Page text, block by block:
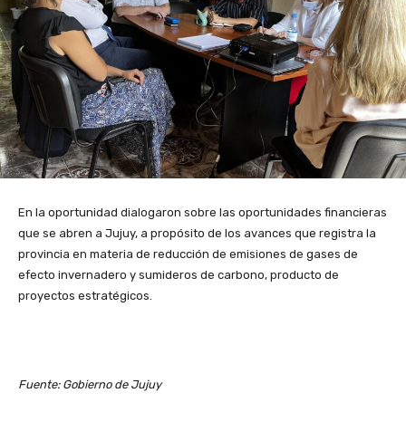
En la oportunidad dialogaron sobre las oportunidades financieras
que se abren a Jujuy, a propósito de los avances que registra la
provincia en materia de reducción de emisiones de gases de
efecto invernadero y sumideros de carbono, producto de
proyectos estratégicos.
Fuente: Gobierno de Jujuy